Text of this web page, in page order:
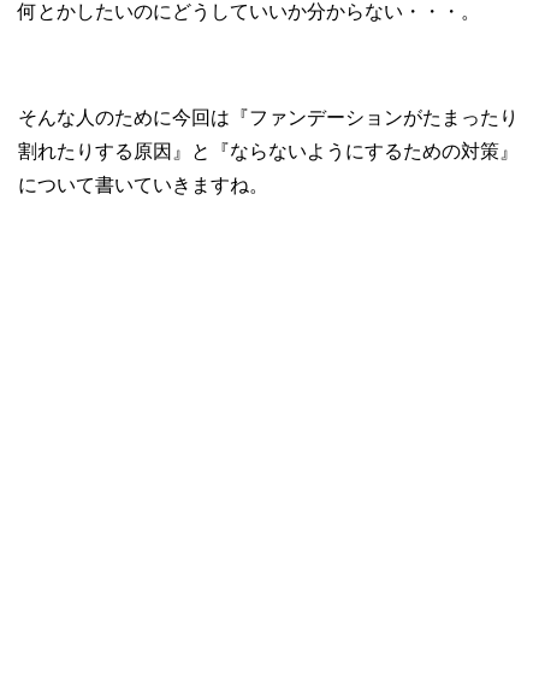
何とかしたいのにどうしていいか分からない・・・。
そんな人のために今回は『ファンデーションがたまったり
割れたりする原因』と『ならないようにするための対策』
について書いていきますね。